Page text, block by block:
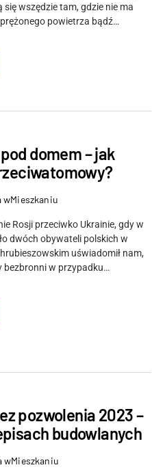
wszędzie tam, gdzie nie ma
powietrza bądź…
domem – jak
wMieszkaniu
Rosji przeciwko Ukrainie, gdy w
dwóch obywateli polskich w
uświadomił nam,
bezbronni w przypadku…
pozwolenia 2023 –
budowlanych
wMieszkaniu